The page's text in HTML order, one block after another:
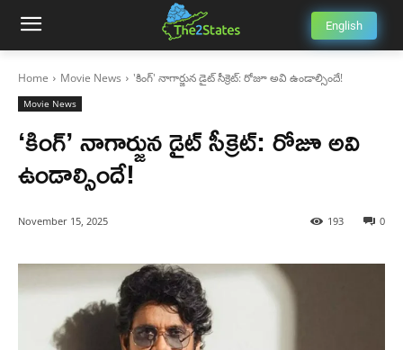
English
Home Movie News 'కింగ్' నాగార్జున డైట్ సీక్రెట్: రోజూ అవి ఉండాల్సిందే!
Movie News
‘కింగ్’ నాగార్జున డైట్ సీక్రెట్: రోజూ అవి
ఉండాల్సిందే!
November 15, 2025 0
193